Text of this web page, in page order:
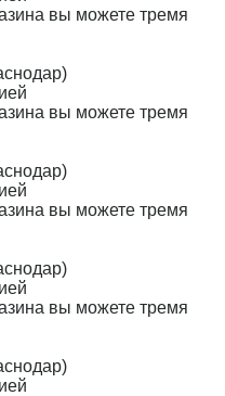
вы можете тремя
вы можете тремя
вы можете тремя
вы можете тремя